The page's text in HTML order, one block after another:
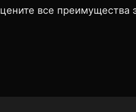
все преимущества